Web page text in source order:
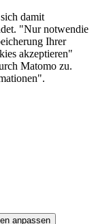
damit
"Nur notwendie
Ihrer
akzeptieren"
Matomo zu.
anpassen